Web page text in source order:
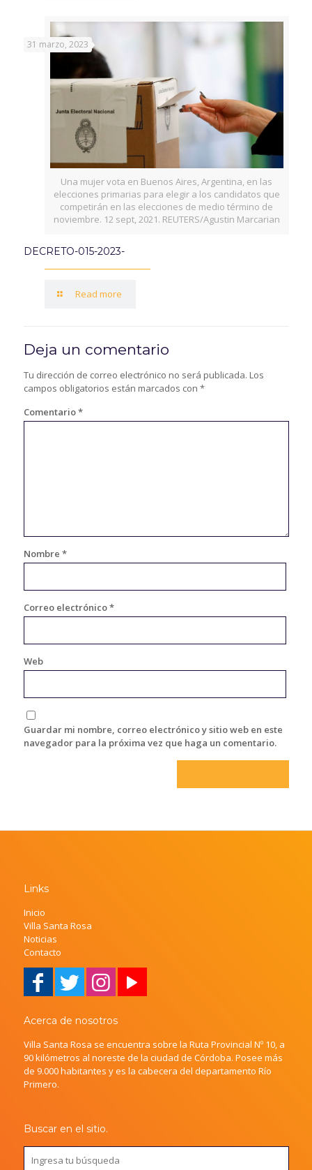
Una mujer vota en Buenos Aires, Argentina, en las
elecciones primarias para elegir a los candidatos que
competirán en las elecciones de medio término de
noviembre. 12 sept, 2021. REUTERS/Agustin Marcarian
31 marzo, 2023
DECRETO-015-2023-
Read more
Deja un comentario
Tu dirección de correo electrónico no será publicada. Los
campos obligatorios están marcados con *
Comentario*
Nombre *
Correo electrónico*
Web
Guardar mi nombre, correo electrónico y sitio web en este
navegador para la próxima vez que haga un comentario.
Links
Inicio
Villa Santa Rosa
Noticias
Contacto
Acerca de nosotros
Villa Santa Rosa se encuentra sobre la Ruta Provincial Nº 10, a
90 kilómetros al noreste de la ciudad de Córdoba. Posee más
de 9.000 habitantes y es la cabecera del departamento Río
Primero.
Buscar en el sitio.